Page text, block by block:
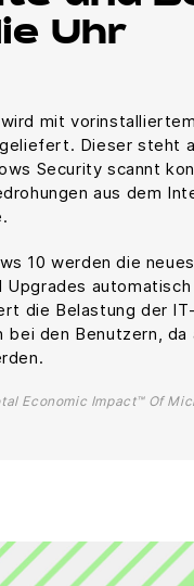
Uhr
mit
Dieser steht
Security scannt
aus dem
10 werden die
Upgrades
die Belastung der
bei den Benutzern,
Economic Impact™ Of